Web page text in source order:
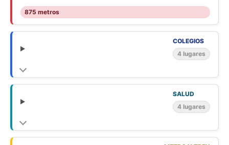
- KP498456 - KPT080704 -
- Publicado usando KiteProp CRM Inmobiliario
875 metros
COLEGIOS
4 lugares
SALUD
4 lugares